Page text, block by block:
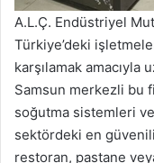
A.L.Ç. Endüstriyel
Türkiye’deki
karşılamak amacıyla
Samsun merkezli bu
soğutma sistemleri
sektördeki en
restoran, pastane